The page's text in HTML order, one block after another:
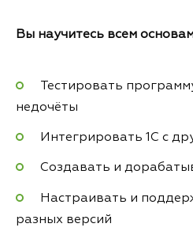
Вы научитесь всем
Тестировать
недочёты
Интегрировать 1С с
Создавать и
Настраивать и
разных версий